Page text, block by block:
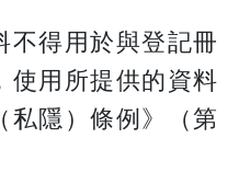
不得用於與登記冊
使用所提供的資料
私隱）條例》（第